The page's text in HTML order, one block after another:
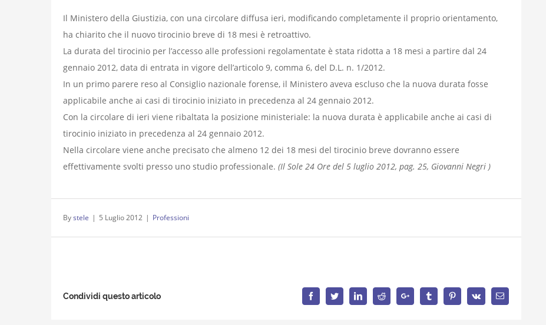
Il Ministero della Giustizia, con una circolare diffusa ieri, modificando completamente il proprio orientamento,
ha chiarito che il nuovo tirocinio breve di 18 mesi è retroattivo.
La durata del tirocinio per l’accesso alle professioni regolamentate è stata ridotta a 18 mesi a partire dal 24
gennaio 2012, data di entrata in vigore dell’articolo 9, comma 6, del D.L. n. 1/2012.
In un primo parere reso al Consiglio nazionale forense, il Ministero aveva escluso che la nuova durata fosse
applicabile anche ai casi di tirocinio iniziato in precedenza al 24 gennaio 2012.
Con la circolare di ieri viene ribaltata la posizione ministeriale: la nuova durata è applicabile anche ai casi di
tirocinio iniziato in precedenza al 24 gennaio 2012.
Nella circolare viene anche precisato che almeno 12 dei 18 mesi del tirocinio breve dovranno essere
effettivamente svolti presso uno studio professionale. (Il Sole 24 Ore del 5 luglio 2012, pag. 25, Giovanni Negri )
Bystele | 5 Luglio 2012 | Professioni
Condividi questo articolo FacebookTwitterLinkedInReddit Google+ Tumblr PinterestVk Email